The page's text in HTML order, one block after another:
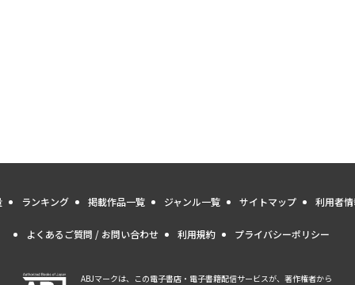
ランキング 掲載作品一覧 ジャンル一覧 サイトマップ 利用者
よくあるご質問 / お問い合わせ 利用規約 プライバシーポリシー
ABJマークは、この電子書店・電子書籍配信サービスが、著作権者から